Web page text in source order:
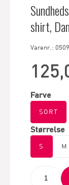
shirt,
Varenr.: 0509
Farve
SORT
Størrelse
S M